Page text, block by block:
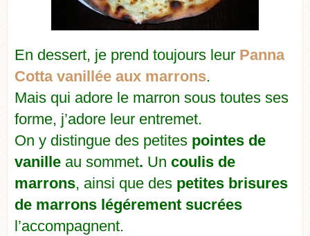
En dessert, je prend toujours leur Panna
Cotta vanillée aux marrons.
Mais qui adore le marron sous toutes ses
forme, j’adore leur entremet.
On y distingue des petites pointes de
vanille au sommet. Un coulis de
marrons, ainsi que des petites brisures
de marrons légérement sucrées
l’accompagnent.